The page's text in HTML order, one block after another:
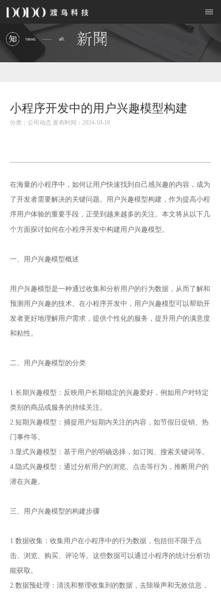
小程序开发中的用户兴趣模型构建
分类：公司动态 发布时间：2024-10-18
在海量的小程序中，如何让用户快速找到自己感兴趣的内容，成为
了开发者需要解决的关键问题。用户兴趣模型构建，作为提高小程
序用户体验的重要手段，正受到越来越多的关注。本文将从以下几
个方面探讨如何在小程序开发中构建用户兴趣模型。
一、用户兴趣模型概述
用户兴趣模型是一种通过收集和分析用户的行为数据，从而了解和
预测用户兴趣的技术。在小程序开发中，用户兴趣模型可以帮助开
发者更好地理解用户需求，提供个性化的服务，提升用户的满意度
和粘性。
二、用户兴趣模型的分类
1.长期兴趣模型：反映用户长期稳定的兴趣爱好，例如用户对特定
类别的商品或服务的持续关注。
2.短期兴趣模型：捕捉用户短期内关注的内容，如节假日促销、热
门事件等。
3.显式兴趣模型：基于用户的明确选择，如订阅、搜索关键词等。
4.隐式兴趣模型：通过分析用户的浏览、点击等行为，推断用户的
潜在兴趣。
三、用户兴趣模型的构建步骤
1.数据收集：收集用户在小程序中的行为数据，包括但不限于点
击、浏览、购买、评论等。这些数据可以通过小程序的统计分析功
能获取。
2.数据预处理：清洗和整理收集到的数据，去除噪声和无效信息，